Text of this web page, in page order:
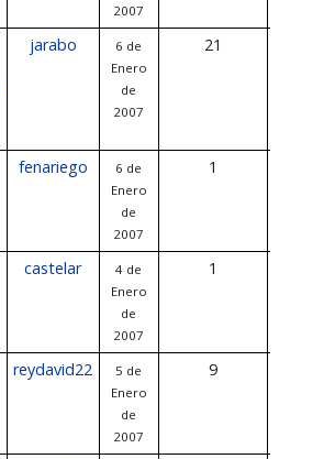
2007
jarabo
6 de
Enero
de
2007
21
fenariego
6 de
Enero
de
2007
1
castelar
4 de
Enero
de
2007
1
reydavid22
5 de
Enero
de
2007
9